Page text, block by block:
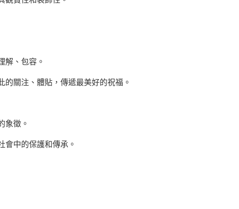
解、包容。
關注、體貼，傳遞最美好的祝福。
象徵。
會中的保護和傳承。